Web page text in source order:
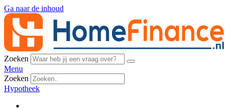
Ga naar de inhoud
Zoeken
Menu
Zoeken
Hypotheek